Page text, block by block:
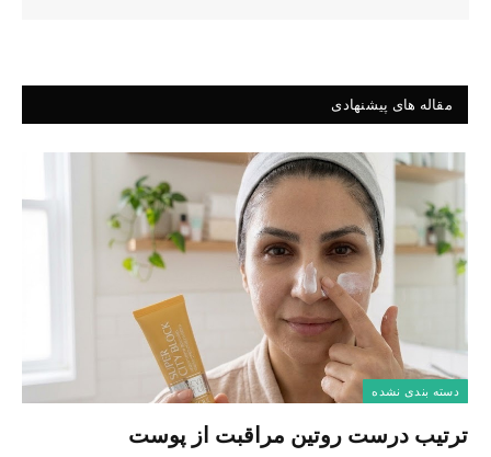
مقاله های پیشنهادی
دسته بندی نشده
ترتیب درست روتین مراقبت از پوست